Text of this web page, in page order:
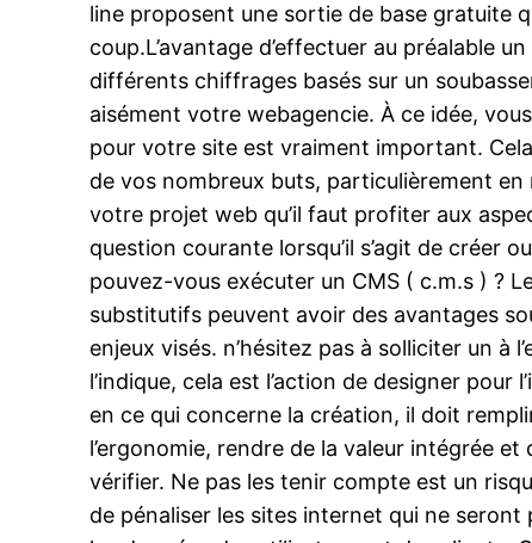
line proposent une sortie de base gratuite
coup.L’avantage d’effectuer au préalable
différents chiffrages basés sur un
aisément votre webagencie. À ce idée,
pour votre site est vraiment important.
de vos nombreux buts, particulièrement
votre projet web qu’il faut profiter aux
question courante lorsqu’il s’agit de créer
pouvez-vous exécuter un CMS ( c.m.s ) ?
substitutifs peuvent avoir des avantages
enjeux visés. n’hésitez pas à solliciter un à
l’indique, cela est l’action de designer
en ce qui concerne la création, il doit
l’ergonomie, rendre de la valeur intégrée
vérifier. Ne pas les tenir compte est un
de pénaliser les sites internet qui ne